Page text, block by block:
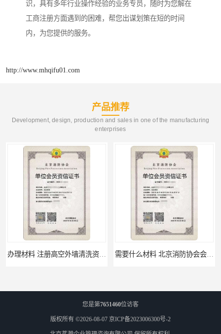
识，具有多年行业操作经验的业务专员，随时为您解在
工商注册方面遇到的困难，帮您出谋划策在短的时间
内，为您提供的服务。
http://www.mhqifu01.com
产品推荐
Development, design, production and sales in one of the manufacturing
enterprises
您是第7651460位访客
版权所有 ©2026-08-07 京ICP备2023006300号-2